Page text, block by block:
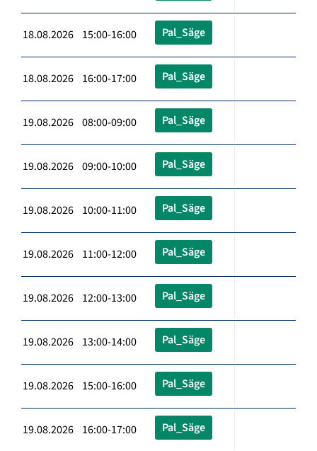
18.08.2026 15:00-16:00 Pal_Säge
18.08.2026 16:00-17:00 Pal_Säge
19.08.2026 08:00-09:00 Pal_Säge
19.08.2026 09:00-10:00 Pal_Säge
19.08.2026 10:00-11:00 Pal_Säge
19.08.2026 11:00-12:00 Pal_Säge
19.08.2026 12:00-13:00 Pal_Säge
19.08.2026 13:00-14:00 Pal_Säge
19.08.2026 15:00-16:00 Pal_Säge
19.08.2026 16:00-17:00 Pal_Säge